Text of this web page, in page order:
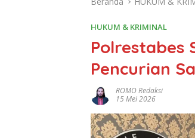
HUKUM & KRIMINAL
Polrestabes
Pencurian
ROMO Redaksi
15 Mei 2026